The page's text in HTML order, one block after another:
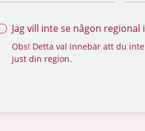
Jag vill inte se någon
Obs! Detta val innebär att du
just din region.